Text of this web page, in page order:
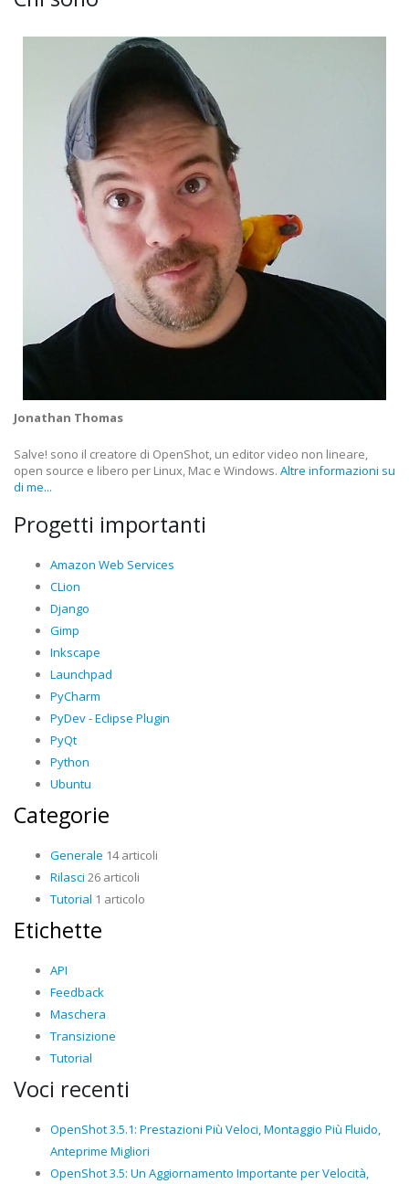
Jonathan Thomas
Salve! sono il creatore di OpenShot, un editor video non lineare,
open source e libero per Linux, Mac e Windows. Altre informazioni su
di me...
Progetti importanti
Amazon Web Services
CLion
Django
Gimp
Inkscape
Launchpad
PyCharm
PyDev - Eclipse Plugin
PyQt
Python
Ubuntu
Categorie
Generale 14 articoli
Rilasci 26 articoli
Tutorial 1 articolo
Etichette
API
Feedback
Maschera
Transizione
Tutorial
Voci recenti
OpenShot 3.5.1: Prestazioni Più Veloci, Montaggio Più Fluido,
Anteprime Migliori
OpenShot 3.5: Un Aggiornamento Importante per Velocità,